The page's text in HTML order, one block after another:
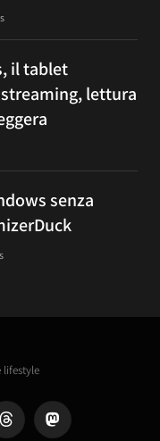
il tablet
lettura
senza
Threads Mastodon